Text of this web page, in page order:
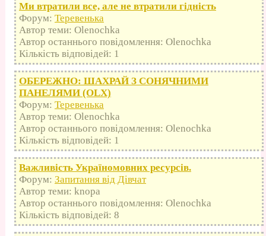
Ми втратили все, але не втратили гідність
Форум: Теревенька
Автор теми: Olenochka
Автор останнього повідомлення: Olenochka
Кількість відповідей: 1
ОБЕРЕЖНО: ШАХРАЙ З СОНЯЧНИМИ
ПАНЕЛЯМИ (OLX)
Форум: Теревенька
Автор теми: Olenochka
Автор останнього повідомлення: Olenochka
Кількість відповідей: 1
Важливість Україномовних ресурсів.
Форум: Запитання від Дівчат
Автор теми: knopa
Автор останнього повідомлення: Olenochka
Кількість відповідей: 8